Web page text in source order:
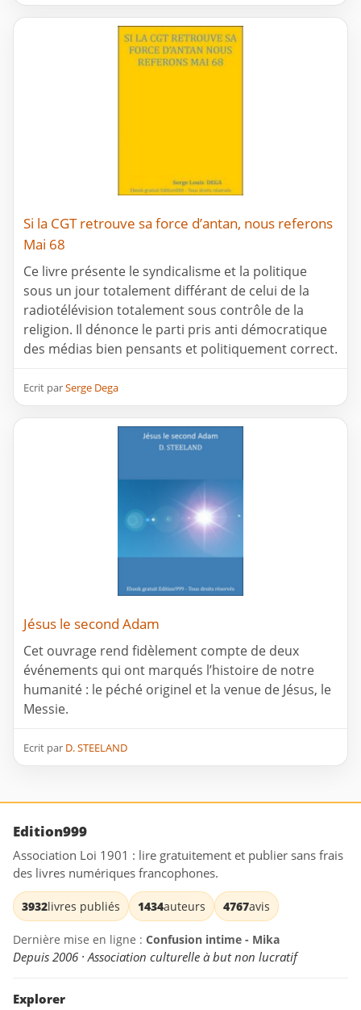
Si la CGT retrouve sa force d’antan, nous referons
Mai 68
Ce livre présente le syndicalisme et la politique
sous un jour totalement différant de celui de la
radiotélévision totalement sous contrôle de la
religion. Il dénonce le parti pris anti démocratique
des médias bien pensants et politiquement correct.
Ecrit parSerge Dega
Jésus le second Adam
Cet ouvrage rend fidèlement compte de deux
événements qui ont marqués l’histoire de notre
humanité : le péché originel et la venue de Jésus, le
Messie.
Ecrit par D. STEELAND
Edition999
Association Loi 1901 : lire gratuitement et publier sans frais
des livres numériques francophones.
3932livres publiés 1434auteurs 4767avis
Dernière mise en ligne : Confusion intime - Mika
Depuis 2006 · Association culturelle à but non lucratif
Explorer